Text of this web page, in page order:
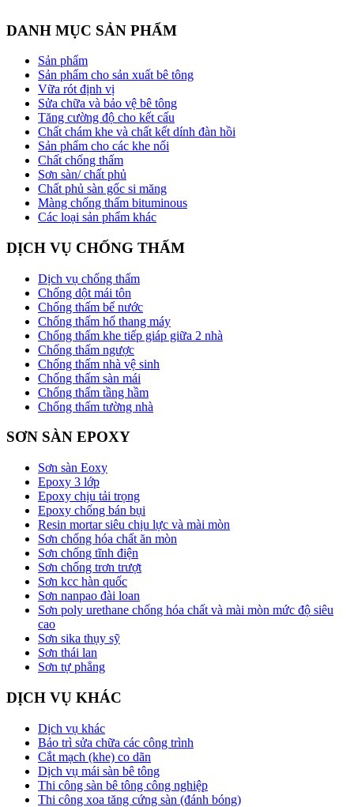
DANH MỤC SẢN PHẨM
Sản phẩm
Sản phẩm cho sản xuất bê tông
Vữa rót định vị
Sửa chữa và bảo vệ bê tông
Tăng cường độ cho kết cấu
Chất chám khe và chất kết dính đàn hồi
Sản phẩm cho các khe nối
Chất chống thấm
Sơn sàn/ chất phủ
Chất phủ sàn gốc si măng
Màng chống thấm bituminous
Các loại sản phẩm khác
DỊCH VỤ CHỐNG THẤM
Dịch vụ chống thấm
Chống dột mái tôn
Chống thấm bể nước
Chống thấm hố thang máy
Chống thấm khe tiếp giáp giữa 2 nhà
Chống thấm ngược
Chống thấm nhà vệ sinh
Chống thấm sàn mái
Chống thấm tầng hầm
Chống thấm tường nhà
SƠN SÀN EPOXY
Sơn sàn Eoxy
Epoxy 3 lớp
Epoxy chịu tải trọng
Epoxy chống bán bụi
Resin mortar siêu chịu lực và mài mòn
Sơn chống hóa chất ăn mòn
Sơn chống tĩnh điện
Sơn chống trơn trượt
Sơn kcc hàn quốc
Sơn nanpao đài loan
Sơn poly urethane chống hóa chất và mài mòn mức độ siêu
cao
Sơn sika thụy sỹ
Sơn thái lan
Sơn tự phẳng
DỊCH VỤ KHÁC
Dịch vụ khác
Bảo trì sửa chữa các công trình
Cắt mạch (khe) co dãn
Dịch vụ mái sàn bê tông
Thi công sàn bê tông công nghiệp
Thi công xoa tăng cứng sàn (đánh bóng)